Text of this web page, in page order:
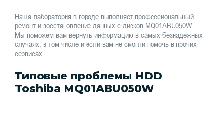
Наша лаборатория в городе выполняет профессиональный
ремонт и восстановление данных с дисков MQ01ABU050W.
Мы поможем вам вернуть информацию в самых безнадёжных
случаях, в том числе и если вам не смогли помочь в прочих
сервисах.
Типовые проблемы HDD
Toshiba MQ01ABU050W